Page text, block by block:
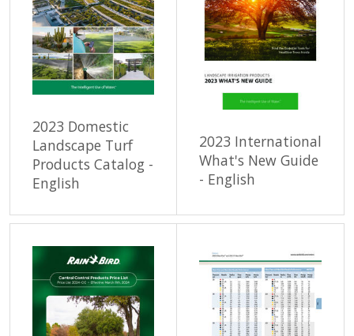
2023 Domestic
Landscape Turf
Products Catalog -
English
2023 International
What's New Guide
- English